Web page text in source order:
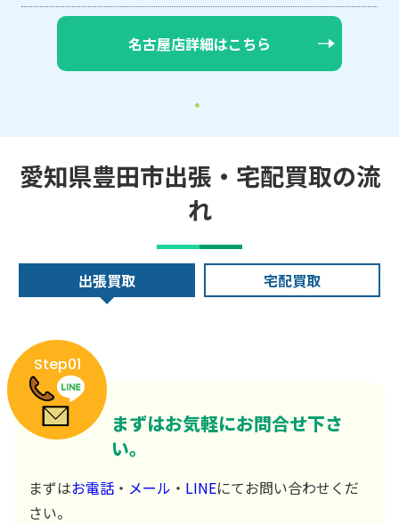
名古屋店詳細はこちら
愛知県豊田市出張・宅配買取の流
れ
出張買取 宅配買取
Step01
まずはお気軽にお問合せ下さ
い。
まずはお電話 ・ メール ・ LINEにてお問い合わせくだ
さい。